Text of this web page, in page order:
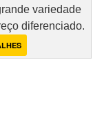
variedade
diferenciado.